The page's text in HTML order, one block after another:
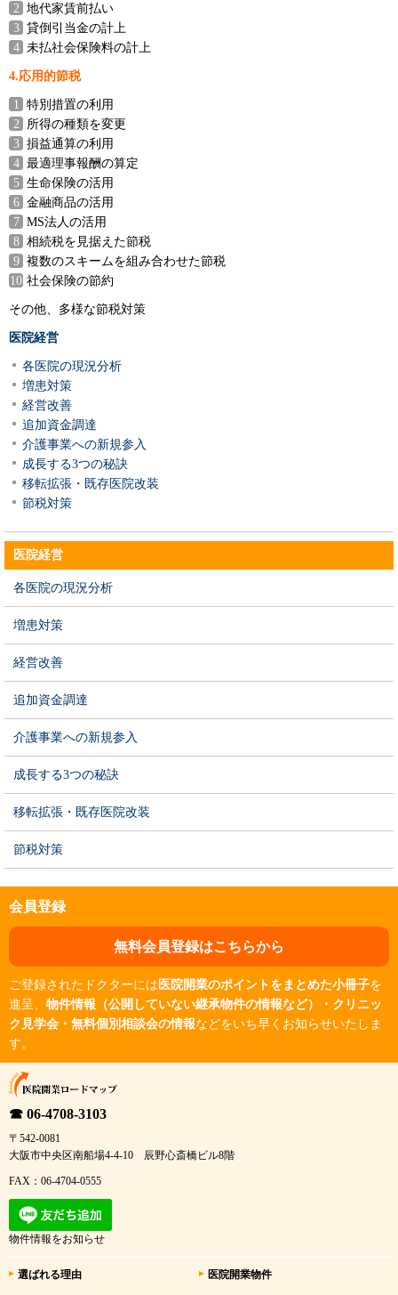
地代家賃前払い
貸倒引当金の計上
未払社会保険料の計上
4.応用的節税
特別措置の利用
所得の種類を変更
損益通算の利用
最適理事報酬の算定
生命保険の活用
金融商品の活用
MS法人の活用
相続税を見据えた節税
複数のスキームを組み合わせた節税
社会保険の節約
その他、多様な節税対策
医院経営
各医院の現況分析
増患対策
経営改善
追加資金調達
介護事業への新規参入
成長する3つの秘訣
移転拡張・既存医院改装
節税対策
医院経営
各医院の現況分析
増患対策
経営改善
追加資金調達
介護事業への新規参入
成長する3つの秘訣
移転拡張・既存医院改装
節税対策
会員登録
無料会員登録はこちらから
ご登録されたドクターには 医院開業のポイントをまとめた小冊子を
進呈、 物件情報（公開していない継承物件の情報など）・クリニッ
ク見学会・無料個別相談会の情報などをいち早くお知らせいたしま
す。
☎ 06-4708-3103
〒542-0081
大阪市中央区南船場4-4-10 辰野心斎橋ビル8階
FAX：06-4704-0555
物件情報をお知らせ
選ばれる理由 医院開業物件